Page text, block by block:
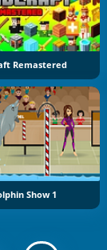
Remastered
Show 1